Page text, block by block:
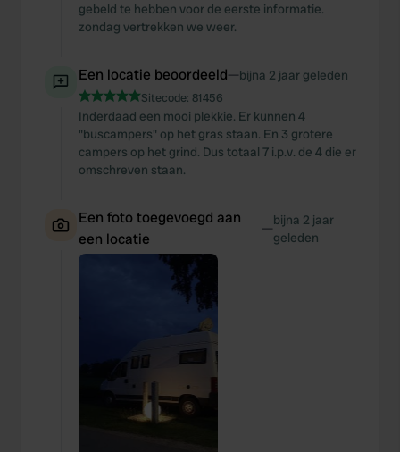
gebeld te hebben voor de eerste informatie.
zondag vertrekken we weer.
Een locatie beoordeeld—bijna 2 jaar geleden
Sitecode: 81456
Inderdaad een mooi plekkie. Er kunnen 4
"buscampers" op het gras staan. En 3 grotere
campers op het grind. Dus totaal 7 i.p.v. de 4 die er
omschreven staan.
Een foto toegevoegd aan
een locatie
—bijna 2 jaar
geleden